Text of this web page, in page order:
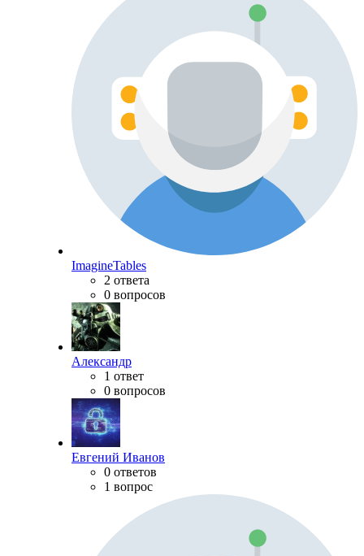
ImagineTables
2 ответа
0 вопросов
Александр
1 ответ
0 вопросов
Евгений Иванов
0 ответов
1 вопрос